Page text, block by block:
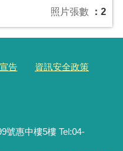
照片張數 ：2
告 資訊安全政策
號惠中樓5樓 Tel:04-